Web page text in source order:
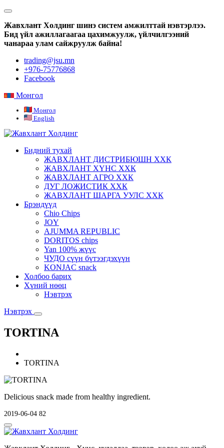
Жавхлант Холдинг шинэ систем амжилттай нэвтэрлээ.
Бид үйл ажиллагаагаа цахимжуулж, үйлчилгээний
чанараа улам сайжруулж байна!
trading@jsu.mn
+976-75776868
Facebook
Монгол
Монгол
English
Бидний тухай
ЖАВХЛАНТ ДИСТРИБЮШН ХХК
ЖАВХЛАНТ ХҮНС ХХК
ЖАВХЛАНТ АГРО ХХК
ДУГ ЛОЖИСТИК ХХК
ЖАВХЛАНТ ШАРГА УУЛС ХХК
Брэндүүд
Chio Chips
JOY
AJUMMA REPUBLIC
DORITOS chips
Yan 100% жүүс
ЧУДО сүүн бүтээгдэхүүн
KONJAC snack
Холбоо барих
Хүний нөөц
Нэвтрэх
Нэвтрэх
TORTINA
TORTINA
Delicious snack made from healthy ingredient.
2019-06-04 82